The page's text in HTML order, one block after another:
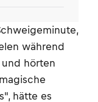
während
hörten
hätte es